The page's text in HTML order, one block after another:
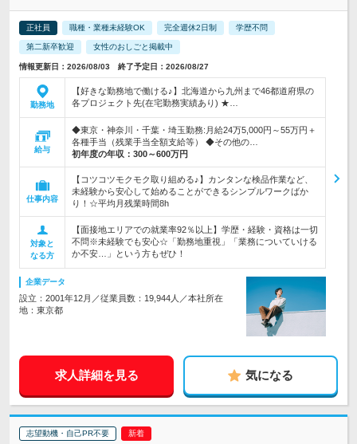
正社員 職種・業種未経験OK 完全週休2日制 学歴不問
第二新卒歓迎 女性のおしごと掲載中
情報更新日：2026/08/03 終了予定日：2026/08/27
勤務地
【好きな勤務地で働ける♪】北海道から九州まで46都道府県の
各プロジェクト先(在宅勤務実績あり) ★…
給与
◆東京・神奈川・千葉・埼玉勤務:月給24万5,000円～55万円＋
各種手当（残業手当全額支給等） ◆その他の…
初年度の年収： 300～600万円
仕事内容
【コツコツモクモク取り組める♪】カンタンな検品作業など、
未経験から安心して始めることができるシンプルワークばか
り！☆平均月残業時間8h
対象と
なる方
【面接地エリアでの就業率92％以上】学歴・経験・資格は一切
不問※未経験でも安心☆「勤務地重視」「業務についていける
か不安…」という方もぜひ！
企業データ
設立：2001年12月／従業員数：19,944人／本社所在
地：東京都
求人詳細を見る 気になる
志望動機・自己PR不要